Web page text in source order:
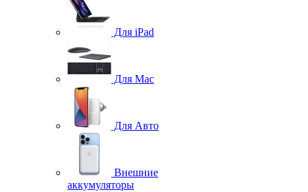
Для iPad
Для Mac
Для Авто
Внешние
аккумуляторы